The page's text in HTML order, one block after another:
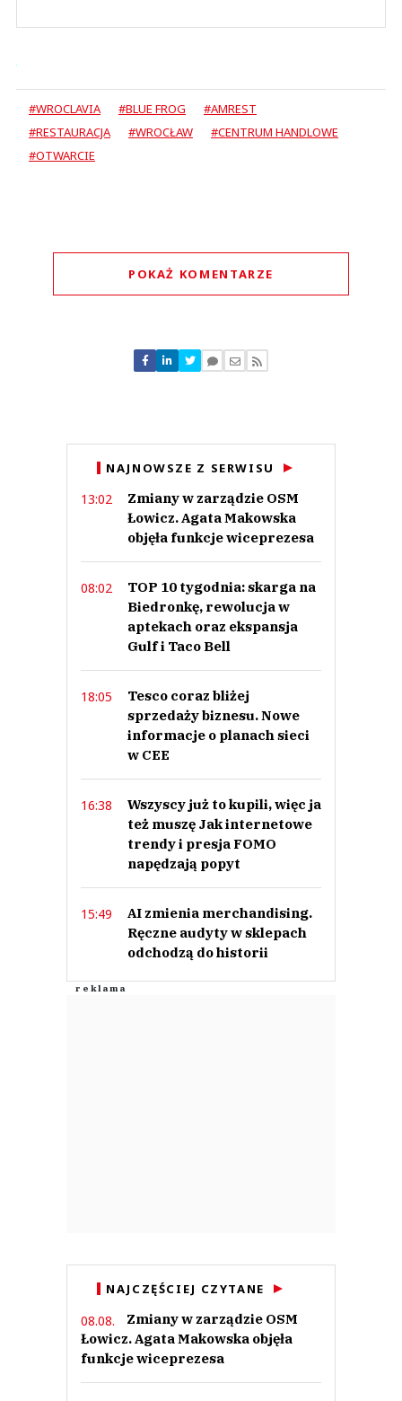
#WROCLAVIA #BLUE FROG
#AMREST
#RESTAURACJA
#WROCŁAW
#CENTRUM HANDLOWE
#OTWARCIE
POKAŻ KOMENTARZE
Nie znaleziono komentarzy
Zostaw swoje komentarze
NAJNOWSZE Z SERWISU
13:02
Zmiany w zarządzie OSM
Łowicz. Agata Makowska
objęła funkcje wiceprezesa
08:02
TOP 10 tygodnia: skarga na
Biedronkę, rewolucja w
aptekach oraz ekspansja
Gulf i Taco Bell
18:05
Tesco coraz bliżej
sprzedaży biznesu. Nowe
informacje o planach sieci
w CEE
16:38
Wszyscy już to kupili, więc ja
też muszę Jak internetowe
trendy i presja FOMO
napędzają popyt
15:49
AI zmienia merchandising.
Ręczne audyty w sklepach
odchodzą do historii
NAJCZĘŚCIEJ CZYTANE
08.08.
Zmiany w zarządzie OSM
Łowicz. Agata Makowska objęła
funkcje wiceprezesa